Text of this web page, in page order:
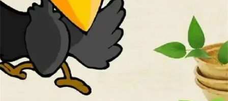
日本購物 電子/紙本書